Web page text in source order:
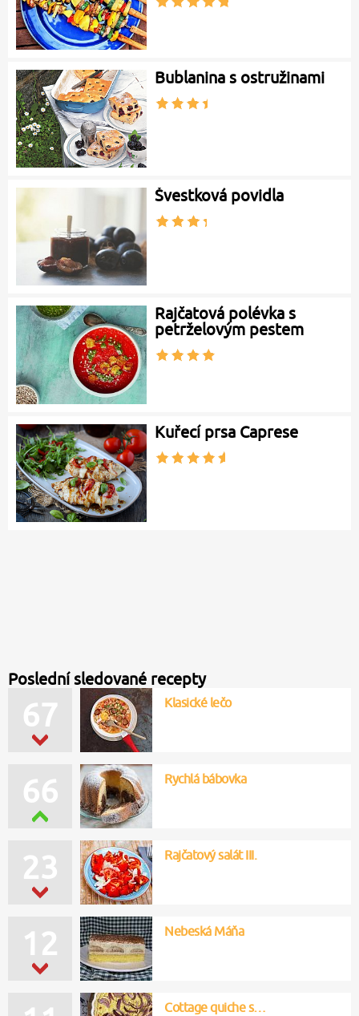
Bublanina s ostružinami
Švestková povidla
Rajčatová polévka s
petrželovým pestem
Kuřecí prsa Caprese
Poslední sledované recepty
67 Klasické lečo
66 Rychlá bábovka
23 Rajčatový salát III.
12 Nebeská Máňa
Cottage quiche s…